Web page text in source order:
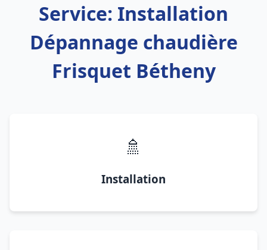
Service: Installation
Dépannage chaudière
Frisquet Bétheny
🚿
Installation